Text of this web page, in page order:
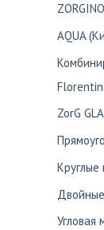
AQUA
ZorG
Круглые
Угловая